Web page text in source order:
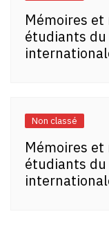
Mémoires
étudiants
Non classé
Mémoires
étudiants